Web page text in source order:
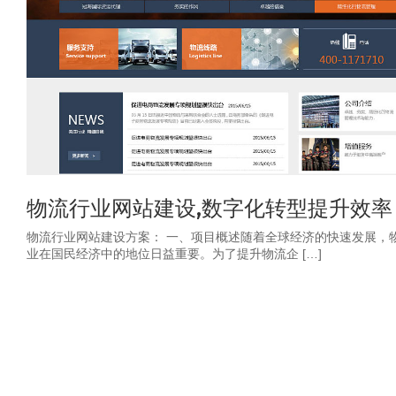
物流行业网站建设,数字化转型提升效率
物流行业网站建设方案： 一、项目概述随着全球经济的快速发展，
业在国民经济中的地位日益重要。为了提升物流企 […]